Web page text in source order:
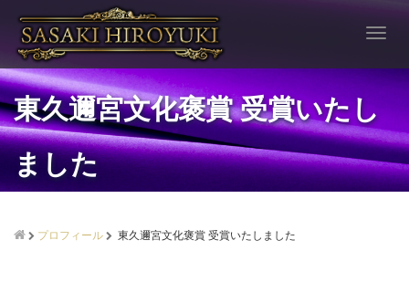
T
g
e
n
a
v
東久邇宮文化褒賞 受賞いたし
ました
プロフィール 東久邇宮文化褒賞 受賞いたしました